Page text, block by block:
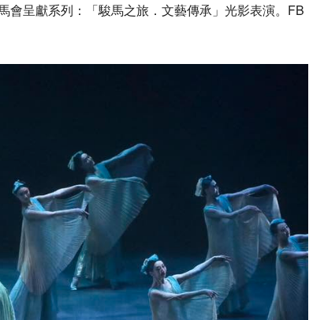
會呈獻系列：「駿馬之旅．文藝傳承」光影表演。FB